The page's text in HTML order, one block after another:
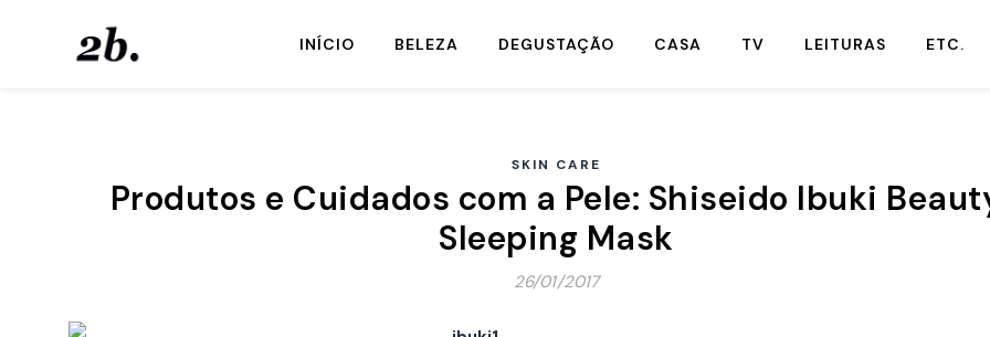
INÍCIO BELEZA DEGUSTAÇÃO CASA TV LEITURAS ETC.
SKIN CARE
Produtos e Cuidados com a Pele: Shiseido Ibuki
Sleeping Mask
26/01/2017